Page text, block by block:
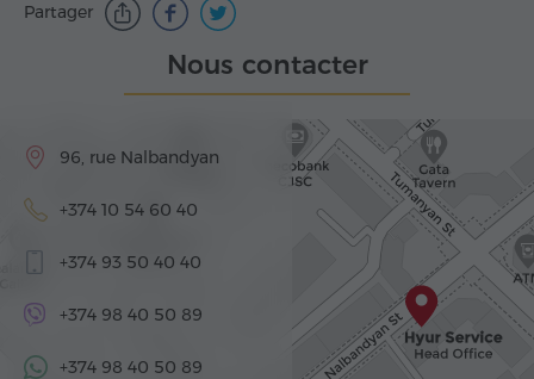
Partager
Nous contacter
96, rue Nalbandyan
+374 10 54 60 40
+374 93 50 40 40
+374 98 40 50 89
+374 98 40 50 89